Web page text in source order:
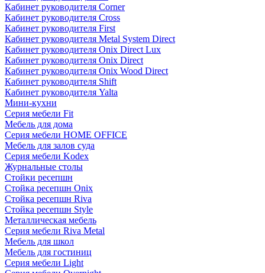
Кабинет руководителя Corner
Кабинет руководителя Cross
Кабинет руководителя First
Кабинет руководителя Metal System Direct
Кабинет руководителя Onix Direct Lux
Кабинет руководителя Onix Direct
Кабинет руководителя Onix Wood Direct
Кабинет руководителя Shift
Кабинет руководителя Yalta
Мини-кухни
Серия мебели Fit
Мебель для дома
Серия мебели HOME OFFICE
Мебель для залов суда
Серия мебели Kodex
Журнальные столы
Стойки ресепшн
Стойка ресепшн Onix
Стойка ресепшн Riva
Стойка ресепшн Style
Металлическая мебель
Серия мебели Riva Metal
Мебель для школ
Мебель для гостиниц
Серия мебели Light